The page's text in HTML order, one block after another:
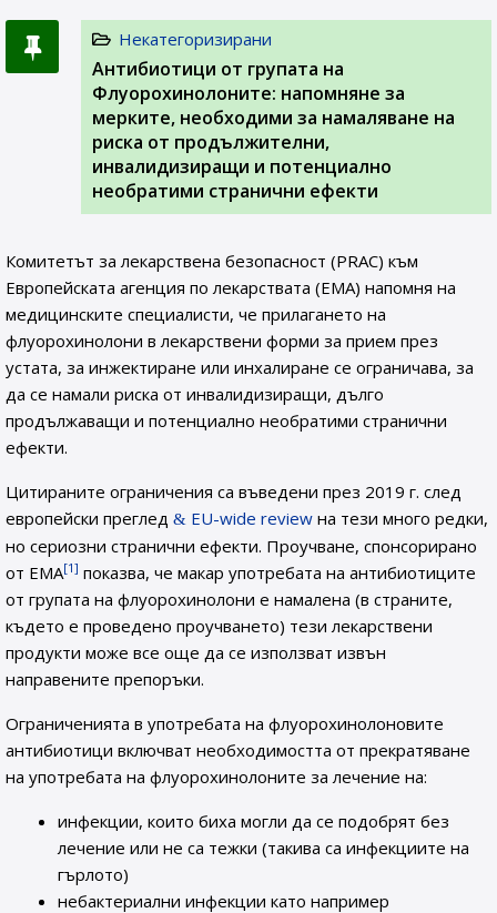
Некатегоризирани
Антибиотици от групата на
Флуорохинолоните: напомняне за
мерките, необходими за намаляване на
риска от продължителни,
инвалидизиращи и потенциално
необратими странични ефекти
Комитетът за лекарствена безопасност (PRAC) към
Европейската агенция по лекарствата (ЕМА) напомня на
медицинските специалисти, че прилагането на
флуорохинолони в лекарствени форми за прием през
устата, за инжектиране или инхалиране се ограничава, за
да се намали риска от инвалидизиращи, дълго
продължаващи и потенциално необратими странични
ефекти.
Цитираните ограничения са въведени през 2019 г. след
европейски преглед
EU-wide review на тези много редки,
но сериозни странични ефекти. Проучване, спонсорирано
от ЕМА[1] показва, че макар употребата на антибиотиците
от групата на флуорохинолони е намалена (в страните,
където е проведено проучването) тези лекарствени
продукти може все още да се използват извън
направените препоръки.
Ограниченията в употребата на флуорохинолоновите
антибиотици включват необходимостта от прекратяване
на употребата на флуорохинолоните за лечение на:
инфекции, които биха могли да се подобрят без
лечение или не са тежки (такива са инфекциите на
гърлото)
небактериални инфекции като например